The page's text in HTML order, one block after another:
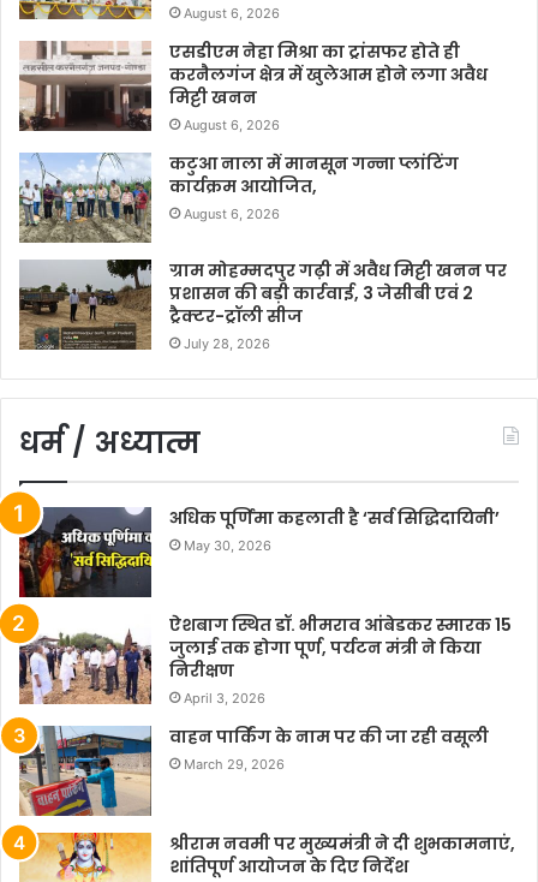
August 6, 2026
एसडीएम नेहा मिश्रा का ट्रांसफर होते ही
करनैलगंज क्षेत्र में खुलेआम होने लगा अवैध
मिट्टी खनन
August 6, 2026
कटुआ नाला में मानसून गन्ना प्लांटिंग
कार्यक्रम आयोजित,
August 6, 2026
ग्राम मोहम्मदपुर गढ़ी में अवैध मिट्टी खनन पर
प्रशासन की बड़ी कार्रवाई, 3 जेसीबी एवं 2
ट्रैक्टर-ट्रॉली सीज
July 28, 2026
धर्म / अध्यात्म
अधिक पूर्णिमा कहलाती है ‘सर्व सिद्धिदायिनी’
May 30, 2026
ऐशबाग स्थित डॉ. भीमराव आंबेडकर स्मारक 15
जुलाई तक होगा पूर्ण, पर्यटन मंत्री ने किया
निरीक्षण
April 3, 2026
वाहन पार्किंग के नाम पर की जा रही वसूली
March 29, 2026
श्रीराम नवमी पर मुख्यमंत्री ने दी शुभकामनाएं,
शांतिपूर्ण आयोजन के दिए निर्देश